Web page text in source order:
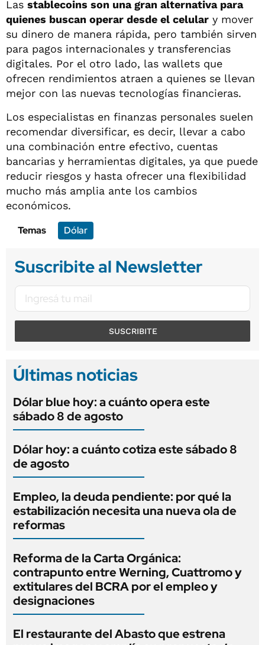
Las stablecoins son una gran alternativa para
quienes buscan operar desde el celular y mover
su dinero de manera rápida, pero también sirven
para pagos internacionales y transferencias
digitales. Por el otro lado, las wallets que
ofrecen rendimientos atraen a quienes se llevan
mejor con las nuevas tecnologías financieras.
Los especialistas en finanzas personales suelen
recomendar diversificar, es decir, llevar a cabo
una combinación entre efectivo, cuentas
bancarias y herramientas digitales, ya que puede
reducir riesgos y hasta ofrecer una flexibilidad
mucho más amplia ante los cambios
económicos.
Temas
Dólar
Suscribite al Newsletter
SUSCRIBITE
Últimas noticias
Dólar blue hoy: a cuánto opera este
sábado 8 de agosto
Dólar hoy: a cuánto cotiza este sábado 8
de agosto
Empleo, la deuda pendiente: por qué la
estabilización necesita una nueva ola de
reformas
Reforma de la Carta Orgánica:
contrapunto entre Werning, Cuattromo y
extitulares del BCRA por el empleo y
designaciones
El restaurante del Abasto que estrena